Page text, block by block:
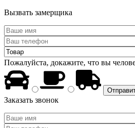
Вызвать замерщика
Пожалуйста, докажите, что вы
Заказать звонок